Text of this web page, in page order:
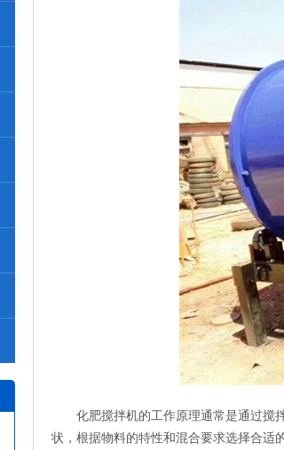
化肥搅拌机的工作原理通常是通过搅
状，根据物料的特性和混合要求选择合适